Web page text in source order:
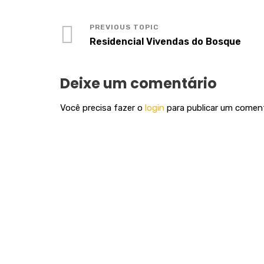
Residencial Vivendas do Bosque
Deixe um comentário
Você precisa fazer o login para publicar um